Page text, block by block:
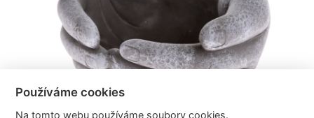
Používáme cookies
Na tomto webu používáme soubory cookies.